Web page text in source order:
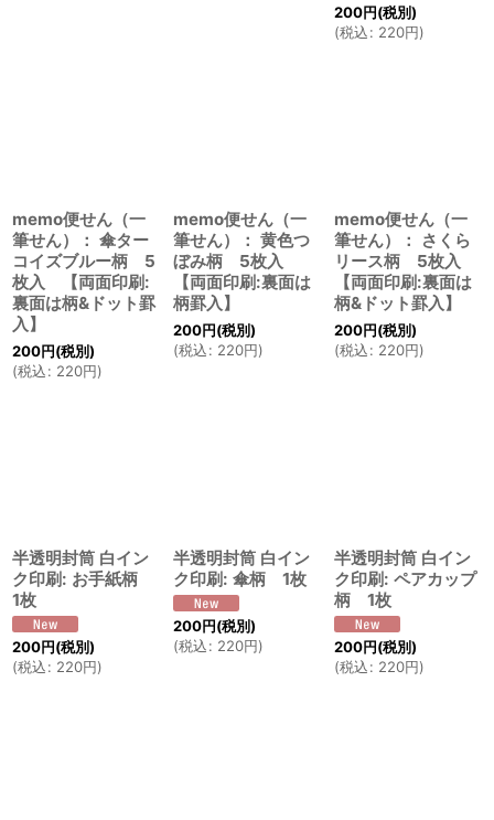
200円(税別)
(税込: 220円)
memo便せん（一
筆せん）： 傘ター
コイズブルー柄 5
枚入 【両面印刷:
裏面は柄&ドット罫
入】
200円(税別)
(税込: 220円)
memo便せん（一
筆せん）： 黄色つ
ぼみ柄 5枚入
【両面印刷:裏面は
柄罫入】
200円(税別)
(税込: 220円)
memo便せん（一
筆せん）： さくら
リース柄 5枚入
【両面印刷:裏面は
柄&ドット罫入】
200円(税別)
(税込: 220円)
半透明封筒 白イン
ク印刷: お手紙柄
1枚
200円(税別)
(税込: 220円)
半透明封筒 白イン
ク印刷: 傘柄 1枚
200円(税別)
(税込: 220円)
半透明封筒 白イン
ク印刷: ペアカップ
柄 1枚
200円(税別)
(税込: 220円)